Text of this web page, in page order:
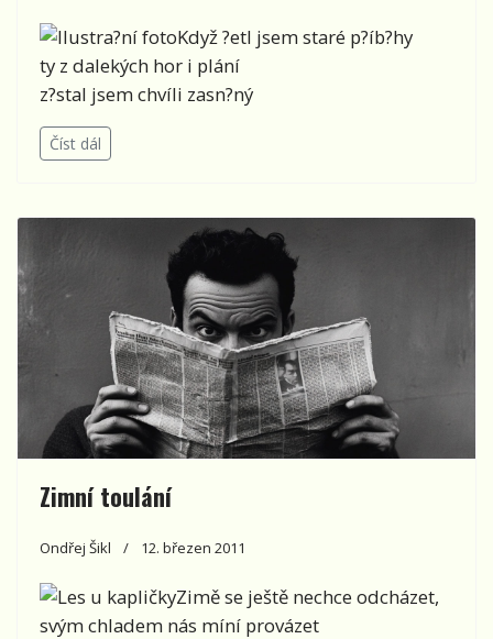
Když ?etl jsem staré p?íb?hy
ty z dalekých hor i plání
z?stal jsem chvíli zasn?ný
Číst dál
Zimní toulání
Ondřej Šikl 12. březen 2011
Zimě se ještě nechce odcházet,
svým chladem nás míní provázet